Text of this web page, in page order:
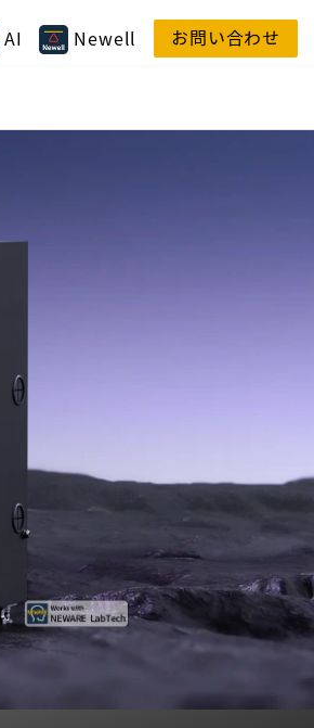
AI Newell お問い合わせ